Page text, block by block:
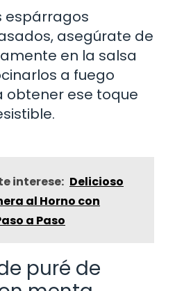
espárragos
asegúrate de
en la salsa
a fuego
ese toque
interese: Delicioso
al Horno con
a Paso
puré de